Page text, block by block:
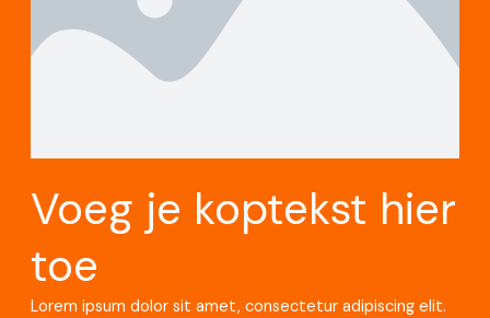
Voeg je koptekst hier
toe
Lorem ipsum dolor sit amet, consectetur adipiscing elit.